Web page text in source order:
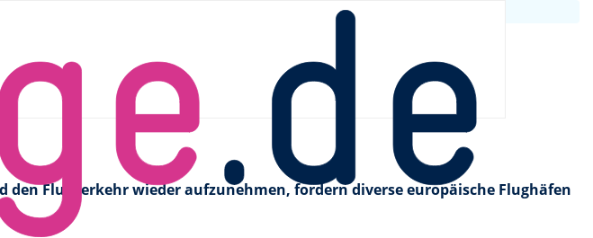
den Flugverkehr wieder aufzunehmen, fordern diverse europäische Flughäfen